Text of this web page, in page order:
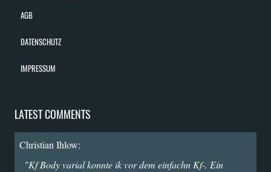
AGB
DATENSCHUTZ
IMPRESSUM
LATEST COMMENTS
Christian Ihlow:
"Kf Body varial konnte ik vor dem einfachn Kf-. Ein